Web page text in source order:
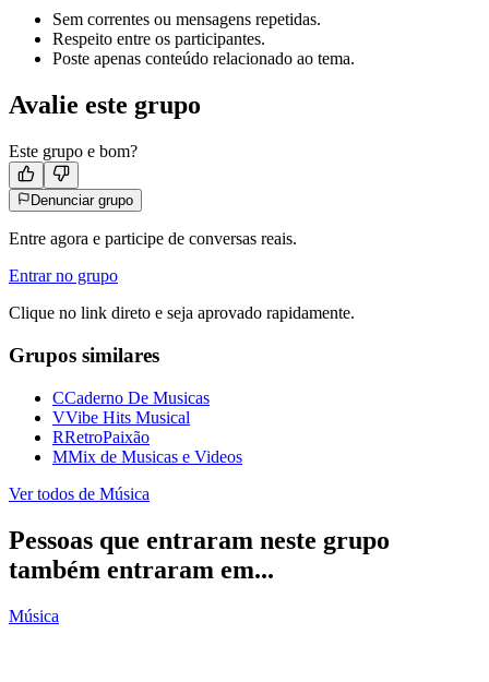
Sem correntes ou mensagens repetidas.
Respeito entre os participantes.
Poste apenas conteúdo relacionado ao tema.
Avalie este grupo
Este grupo e bom?
Denunciar grupo
Entre agora e participe de conversas reais.
Entrar no grupo
Clique no link direto e seja aprovado rapidamente.
Grupos similares
CCaderno De Musicas
VVibe Hits Musical
RRetroPaixão
MMix de Musicas e Videos
Ver todos de Música
Pessoas que entraram neste grupo
também entraram em...
Música